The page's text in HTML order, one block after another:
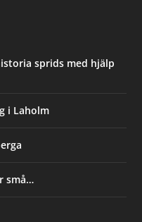
sprids med hjälp
i Laholm
små…